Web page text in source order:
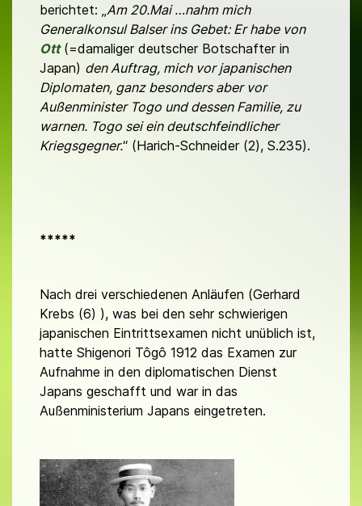
berichtet: „Am 20.Mai …nahm mich
Generalkonsul Balser ins Gebet: Er habe von
Ott(=damaliger deutscher Botschafter in
Japan) den Auftrag, mich vor japanischen
Diplomaten, ganz besonders aber vor
Außenminister Togo und dessen Familie, zu
warnen. Togo sei ein deutschfeindlicher
Kriegsgegner.“ (Harich-Schneider (2), S.235).
*****
Nach drei verschiedenen Anläufen (Gerhard
Krebs (6) ), was bei den sehr schwierigen
japanischen Eintrittsexamen nicht unüblich ist,
hatte Shigenori Tôgô 1912 das Examen zur
Aufnahme in den diplomatischen Dienst
Japans geschafft und war in das
Außenministerium Japans eingetreten.